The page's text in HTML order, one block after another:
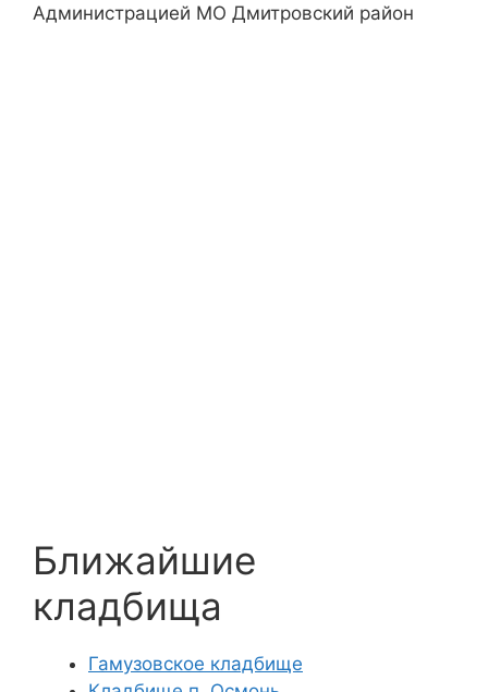
Администрацией МО Дмитровский район
Ближайшие
кладбища
Гамузовское кладбище